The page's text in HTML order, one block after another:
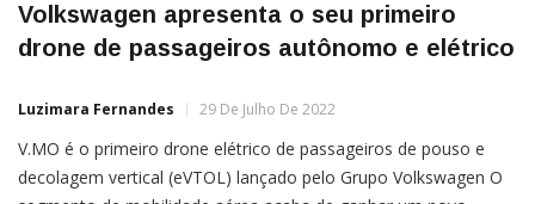
Volkswagen apresenta o seu primeiro
drone de passageiros autônomo e elétrico
Luzimara Fernandes 29 De Julho De 2022
V.MO é o primeiro drone elétrico de passageiros de pouso e
decolagem vertical (eVTOL) lançado pelo Grupo Volkswagen O